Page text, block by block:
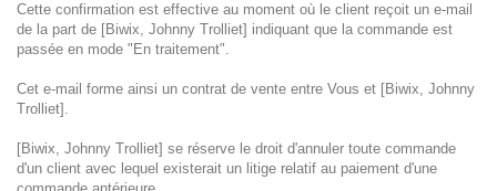
Cette confirmation est effective au moment où le client reçoit un e-mail
de la part de [Biwix, Johnny Trolliet] indiquant que la commande est
passée en mode "En traitement".
Cet e-mail forme ainsi un contrat de vente entre Vous et [Biwix, Johnny
Trolliet].
[Biwix, Johnny Trolliet] se réserve le droit d'annuler toute commande
d'un client avec lequel existerait un litige relatif au paiement d'une